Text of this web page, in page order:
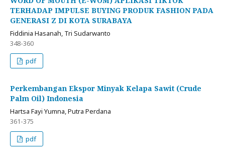
TERHADAP IMPULSE BUYING PRODUK FASHION PADA
GENERASI Z DI KOTA SURABAYA
Fiddinia Hasanah, Tri Sudarwanto
348-360
pdf
Perkembangan Ekspor Minyak Kelapa Sawit (Crude
Palm Oil) Indonesia
Hartsa Fayi Yumna, Putra Perdana
361-375
pdf